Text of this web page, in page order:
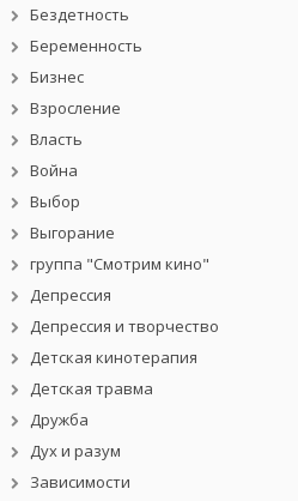
Бездетность
Беременность
Бизнес
Взросление
Власть
Война
Выбор
Выгорание
группа "Смотрим кино"
Депрессия
Депрессия и творчество
Детская кинотерапия
Детская травма
Дружба
Дух и разум
Зависимости